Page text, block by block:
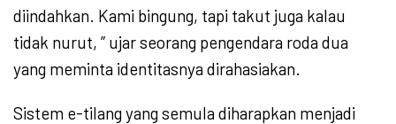
diindahkan. Kami bingung, tapi takut juga kalau
tidak nurut, ” ujar seorang pengendara roda dua
yang meminta identitasnya dirahasiakan.
Sistem e-tilang yang semula diharapkan menjadi